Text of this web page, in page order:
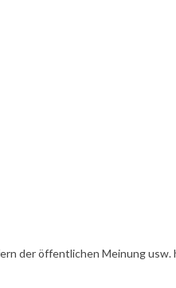
der öffentlichen Meinung